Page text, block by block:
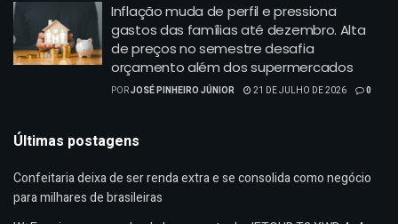
Inflação muda de perfil e pressiona
gastos das famílias até dezembro. Alta
de preços no semestre desafia
orçamento além dos supermercados
PORJOSÉ PINHEIRO JÚNIOR 21 DE JULHO DE 2026 0
Últimas postagens
Confeitaria deixa de ser renda extra e se consolida como negócio
para milhares de brasileiras